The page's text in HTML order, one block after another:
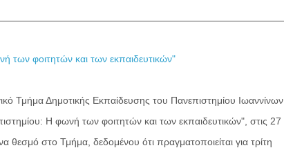
των φοιτητών και των εκπαιδευτικών"
Δημοτικής Εκπαίδευσης του Πανεπιστημίου Ιωαννίνων
Η φωνή των φοιτητών και των εκπαιδευτικών", στις 27
στο Τμήμα, δεδομένου ότι πραγματοποιείται για τρίτη